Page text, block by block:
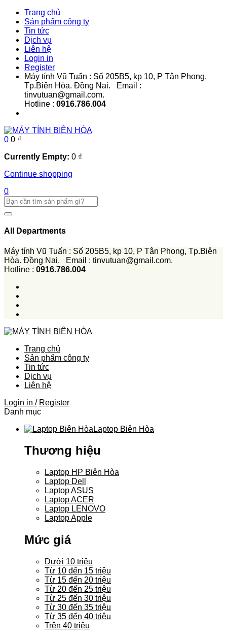
Trang chủ
Sản phẩm công ty
Tin tức
Dịch vụ
Liên hệ
Login in
Register
Máy tính Vũ Tuấn : Số 205B5, kp 10, P Tân Phong,
Tp.Biên Hòa. Đồng Nai. Email :
tinvutuan@gmail.com.
Hotline : 0916.786.004
0 0 ₫
Currently Empty: 0 ₫
Continue shopping
0
All Departments
Máy tính Vũ Tuấn : Số 205B5, kp 10, P Tân Phong, Tp.Biên
Hòa. Đồng Nai. Email : tinvutuan@gmail.com.
Hotline : 0916.786.004
Trang chủ
Sản phẩm công ty
Tin tức
Dịch vụ
Liên hệ
Login in / Register
Danh mục
Laptop Biên Hòa
Thương hiệu
Laptop HP Biên Hòa
Laptop Dell
Laptop ASUS
Laptop ACER
Laptop LENOVO
Laptop Apple
Mức giá
Dưới 10 triệu
Từ 10 đến 15 triệu
Từ 15 đến 20 triệu
Từ 20 đến 25 triệu
Từ 25 đến 30 triệu
Từ 30 đến 35 triệu
Từ 35 đến 40 triệu
Trên 40 triệu